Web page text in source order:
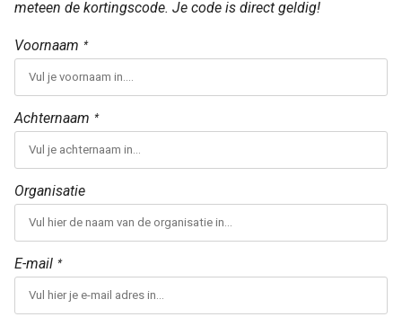
meteen de kortingscode. Je code is direct geldig!
Voornaam *
Achternaam *
Organisatie
E-mail *